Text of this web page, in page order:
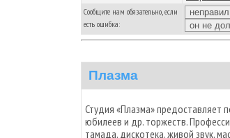
Сообщите нам обязательно, если
есть ошибка:
Плазма
Студия «Плазма» предоставляет
юбилеев и др. торжеств.
тамада, дискотека, живой звук,